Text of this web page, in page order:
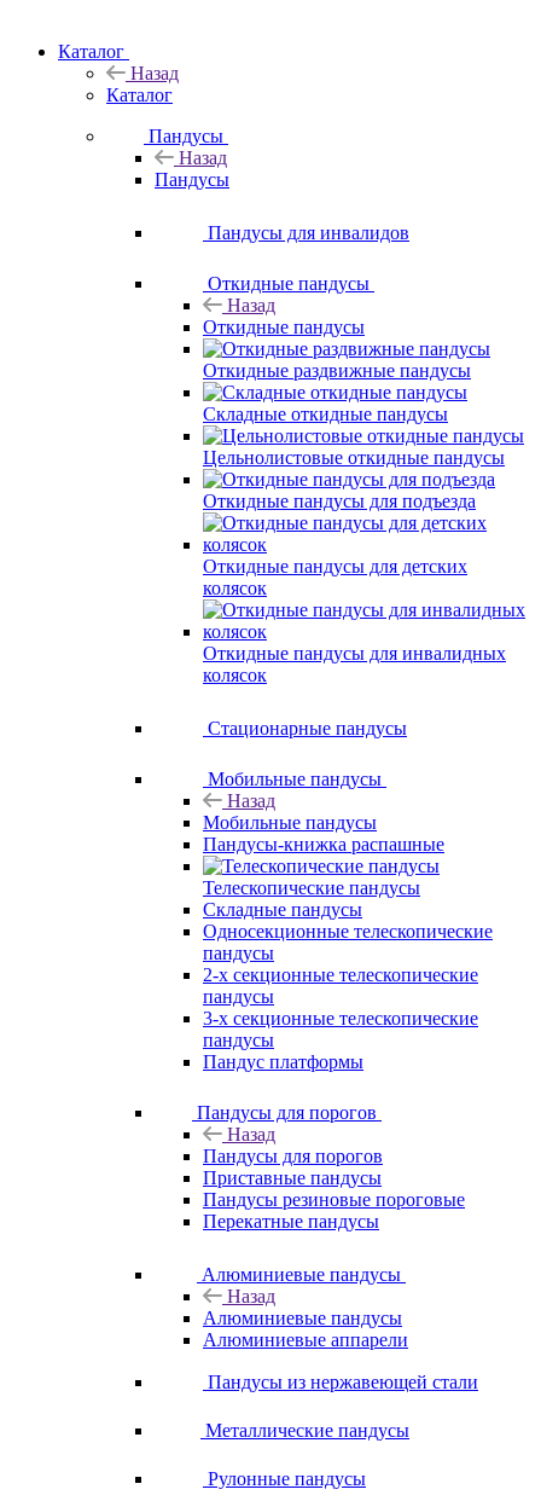
Каталог
Назад
Каталог
Пандусы
Назад
Пандусы
Пандусы для инвалидов
Откидные пандусы
Назад
Откидные пандусы
Откидные раздвижные пандусы
Складные откидные пандусы
Цельнолистовые откидные пандусы
Откидные пандусы для подъезда
Откидные пандусы для детских
колясок
Откидные пандусы для инвалидных
колясок
Стационарные пандусы
Мобильные пандусы
Назад
Мобильные пандусы
Пандусы-книжка распашные
Телескопические пандусы
Складные пандусы
Односекционные телескопические
пандусы
2-х секционные телескопические
пандусы
3-х секционные телескопические
пандусы
Пандус платформы
Пандусы для порогов
Назад
Пандусы для порогов
Приставные пандусы
Пандусы резиновые пороговые
Перекатные пандусы
Алюминиевые пандусы
Назад
Алюминиевые пандусы
Алюминиевые аппарели
Пандусы из нержавеющей стали
Металлические пандусы
Рулонные пандусы